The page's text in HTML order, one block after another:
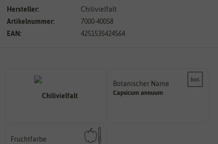
Hersteller:
Chilivielfalt
Artikelnummer:
7000-40058
EAN:
4251535424564
Botanischer Name
Capsicum annuum
Namen zur eindeutigen
Bestimmung der Pflanze.
Fruchtfarbe